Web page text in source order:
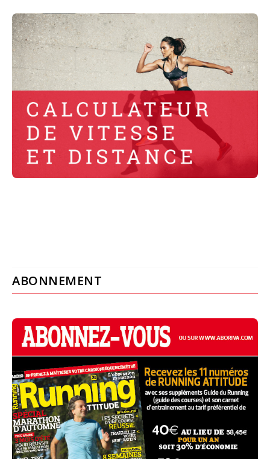
ABONNEMENT